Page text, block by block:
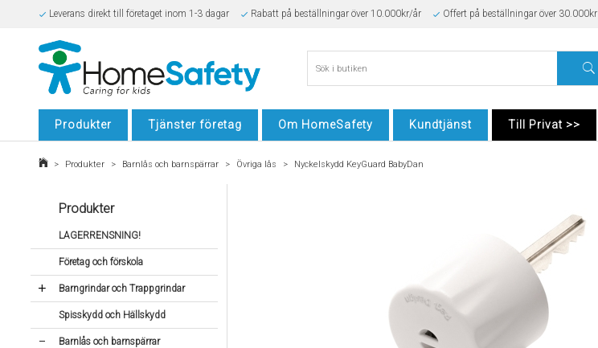
Leverans direkt till företaget inom 1-3 dagar Rabatt på beställningar över 10.000kr/år Offert på beställningar över 30.000kr
Säker E-handel
Produkter Tjänster företag Om HomeSafety Kundtjänst Till Privat >>
> Produkter > Barnlås och barnspärrar > Övriga lås > Nyckelskydd KeyGuard BabyDan
Produkter
LAGERRENSNING!
Företag och förskola
Barngrindar och Trappgrindar
Spisskydd och Hällskydd
Barnlås och barnspärrar